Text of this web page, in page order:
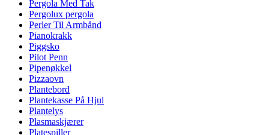
Pergola Med Tak
Pergolux pergola
Perler Til Armbånd
Pianokrakk
Piggsko
Pilot Penn
Pipenøkkel
Pizzaovn
Plantebord
Plantekasse På Hjul
Plantelys
Plasmaskjærer
Platespiller